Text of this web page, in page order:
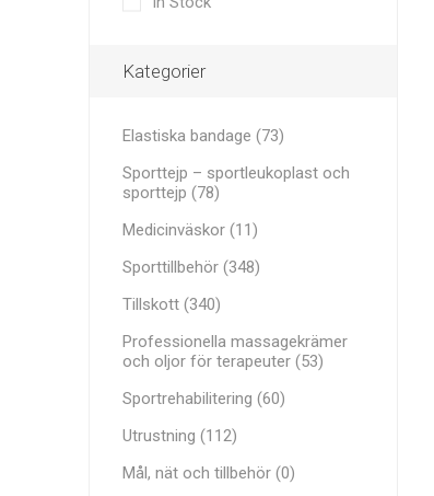
Medicinväskor
Utrustning
Mål, nät och tillbehör
Aluminium transportlådor
Kategorier
Elastiska bandage (73)
Sporttejp – sportleukoplast och
sporttejp (78)
Medicinväskor (11)
Sporttillbehör (348)
Tillskott (340)
Professionella massagekrämer
och oljor för terapeuter (53)
Sportrehabilitering (60)
Utrustning (112)
Mål, nät och tillbehör (0)